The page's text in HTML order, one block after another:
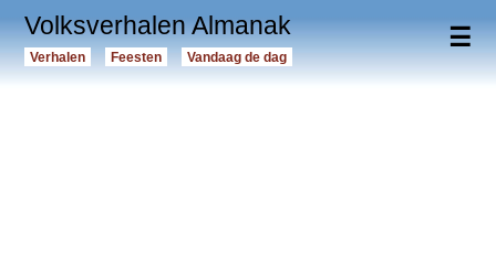
☰
Volksverhalen Almanak
Verhalen Feesten Vandaag de dag